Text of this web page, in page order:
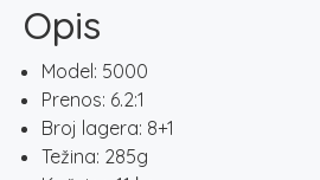
Opis
Model: 5000
Prenos: 6.2:1
Broj lagera: 8+1
Težina: 285g